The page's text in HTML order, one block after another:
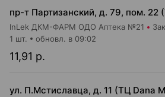
InLek ДКМ-ФАРМ ОДО Аптека №21
11,91 р.
1 шт. обновл. в 09:02